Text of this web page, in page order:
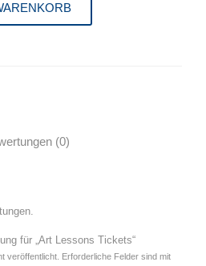
(0)
für „Art Lessons Tickets“
veröffentlicht. Erforderliche Felder sind mit